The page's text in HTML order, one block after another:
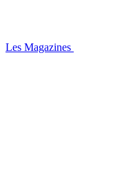
Les Magazines